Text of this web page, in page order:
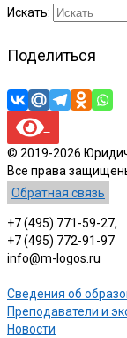
Искать:
Поделиться
© 2019-2026
Все права
Обратная связь
+7 (495) 771-59-27,
+7 (495) 772-91-97
info@m-logos.ru
Сведения об
Преподаватели и
Новости